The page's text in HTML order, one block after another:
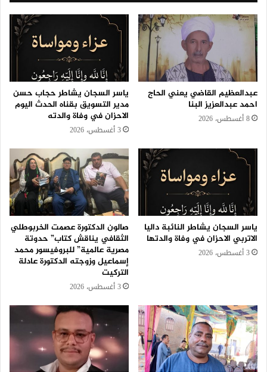
عبدالعظيم القاضي يعني الحاج
احمد عبدالعزيز البنا
8 أغسطس، 2026
ياسر السجان يشاطر حجاب حسن
مدير التسويق بقناه الحدث اليوم
الاحزان في وفاة والدته
3 أغسطس، 2026
ياسر السجان يشاطر النائبة داليا
الاتربي الاحزان في وفاة والدتها
3 أغسطس، 2026
صالون الدكتورة عصمت الخربوطلي
الثقافي يناقش كتاب” حدوتة
مصرية عالمية” للبروفيسور محمد
إسماعيل وزوجته الدكتورة عادلة
التركيت
3 أغسطس، 2026